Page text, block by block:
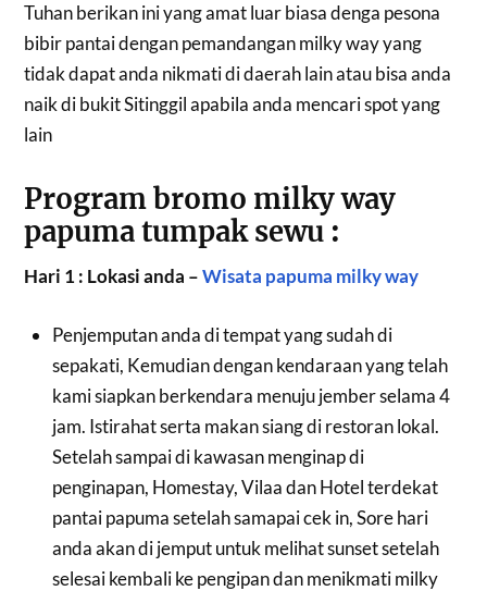
Tuhan berikan ini yang amat luar biasa denga pesona
bibir pantai dengan pemandangan milky way yang
tidak dapat anda nikmati di daerah lain atau bisa anda
naik di bukit Sitinggil apabila anda mencari spot yang
lain
Program bromo milky way
papuma tumpak sewu :
Hari 1 : Lokasi anda –Wisata papuma milky way
Penjemputan anda di tempat yang sudah di
sepakati, Kemudian dengan kendaraan yang telah
kami siapkan berkendara menuju jember selama 4
jam. Istirahat serta makan siang di restoran lokal.
Setelah sampai di kawasan menginap di
penginapan, Homestay, Vilaa dan Hotel terdekat
pantai papuma setelah samapai cek in, Sore hari
anda akan di jemput untuk melihat sunset setelah
selesai kembali ke pengipan dan menikmati milky